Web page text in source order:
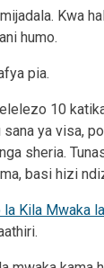
Kwa
humo.
pia.
10
ya visa,
sheria.
basi hizi
la Kila Mwaka